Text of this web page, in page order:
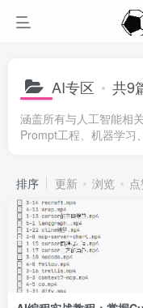
AI专区 共9
涵盖所有与人工智能相
Prompt工程、机器学习
排序 更新 浏览